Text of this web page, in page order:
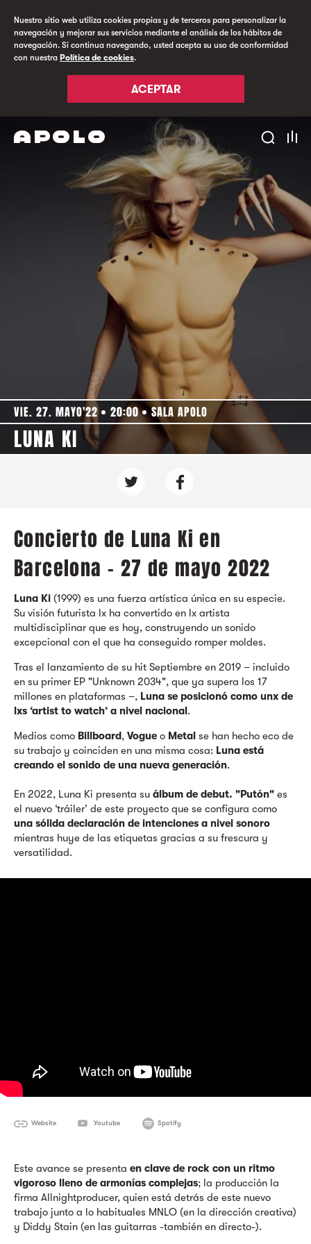
Nuestro sitio web utiliza cookies propias y de terceros para personalizar la
navegación y mejorar sus servicios mediante el análisis de los hábitos de
navegación. Si continua navegando, usted acepta su uso de conformidad
con nuestra Política de cookies.
ACEPTAR
VIE. 27. MAYO'22 20:00 SALA APOLO
LUNA KI
Concierto de Luna Ki en
Barcelona - 27 de mayo 2022
Luna Ki (1999) es una fuerza artística única en su especie.
Su visión futurista lx ha convertido en lx artista
multidisciplinar que es hoy, construyendo un sonido
excepcional con el que ha conseguido romper moldes.
Tras el lanzamiento de su hit Septiembre en 2019 – incluido
en su primer EP "Unknown 2034", que ya supera los 17
millones en plataformas –, Luna se posicionó como unx de
lxs ‘artist to watch’ a nivel nacional.
Medios como Billboard, Vogue o Metal se han hecho eco de
su trabajo y coinciden en una misma cosa: Luna está
creando el sonido de una nueva generación.
En 2022, Luna Ki presenta su álbum de debut. "Putón" es
el nuevo ‘tráiler’ de este proyecto que se configura como
una sólida declaración de intenciones a nivel sonoro
mientras huye de las etiquetas gracias a su frescura y
versatilidad.
Website Youtube Spotify
Este avance se presenta en clave de rock con un ritmo
vigoroso lleno de armonías complejas; la producción la
firma Allnightproducer, quien está detrás de este nuevo
trabajo junto a lo habituales MNLO (en la dirección creativa)
y Diddy Stain (en las guitarras -también en directo-).